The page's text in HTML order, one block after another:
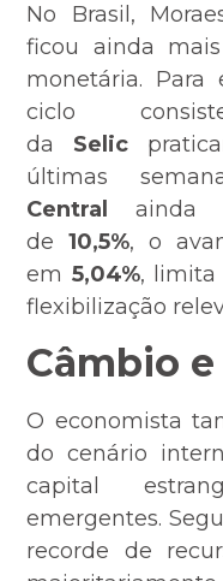
No Brasil,
ficou ainda
monetária.
ciclo
da Selic
últimas
Central
ainda
de10,5%, o
em 5,04%, limita
flexibilização
Câmbio
O economista
do cenário
capital
emergentes.
recorde de